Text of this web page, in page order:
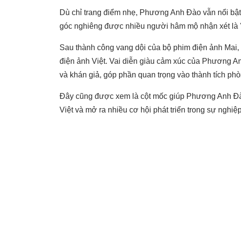
Dù chỉ trang điểm nhẹ, Phương Anh Đào vẫn nổi
góc nghiêng được nhiều người hâm mộ nhận xét là
Sau thành công vang dội của bộ phim điện ảnh
điện ảnh Việt. Vai diễn giàu cảm xúc của Phương
và khán giả, góp phần quan trọng vào thành tích
Đây cũng được xem là cột mốc giúp Phương Anh
Việt và mở ra nhiều cơ hội phát triển trong sự